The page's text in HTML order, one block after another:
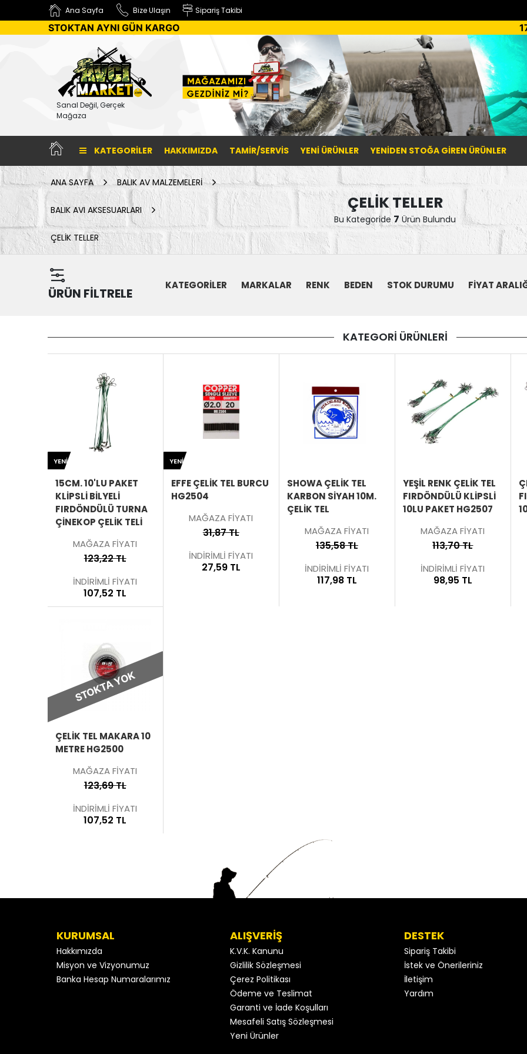
Ana Sayfa Bize Ulaşın Sipariş Takibi
STOKTAN AYNI GÜN KARGO
Sanal Değil, Gerçek
Mağaza
KATEGORILER HAKKIMIZDA TAMİR/SERVİS YENI ÜRÜNLER YENIDEN STOĞA GIREN ÜRÜNLER
ANA SAYFA BALIK AV MALZEMELERİ
BALIK AVI AKSESUARLARI
ÇELİK TELLER
ÇELİK TELLER
Bu Kategoride 7 Ürün Bulundu
ÜRÜN FİLTRELE
KATEGORİLER MARKALAR RENK BEDEN STOK DURUMU FİYAT
KATEGORİ ÜRÜNLERİ
15CM. 10'LU PAKET
KLIPSLI BILYELI
FIRDÖNDÜLÜ TURNA
ÇINEKOP ÇELIK TELI
MAĞAZA FİYATI
123,22 TL
İNDİRİMLİ FİYATI
107,52 TL
ÜRÜNÜ
YENI
EFFE ÇELIK TEL BURCU
HG2504
MAĞAZA FİYATI
31,87 TL
İNDİRİMLİ FİYATI
27,59 TL
YENI
SHOWA ÇELIK TEL
KARBON SIYAH 10M.
ÇELIK TEL
MAĞAZA FİYATI
135,58 TL
İNDİRİMLİ FİYATI
117,98 TL
YEŞIL RENK ÇELIK TEL
FIRDÖNDÜLÜ KLIPSLI
10LU PAKET HG2507
MAĞAZA FİYATI
113,70 TL
İNDİRİMLİ FİYATI
98,95 TL
STOKTA YOK
ÇELIK TEL MAKARA 10
METRE HG2500
MAĞAZA FİYATI
123,69 TL
İNDİRİMLİ FİYATI
107,52 TL
KURUMSAL
Hakkımızda
Misyon ve Vizyonumuz
Banka Hesap Numaralarımız
ALIŞVERİŞ
K.V.K. Kanunu
Gizlilik Sözleşmesi
Çerez Politikası
Ödeme ve Teslimat
Garanti ve İade Koşulları
Mesafeli Satış Sözleşmesi
Yeni Ürünler
DESTEK
Sipariş Takibi
İstek ve Önerileriniz
İletişim
Yardım